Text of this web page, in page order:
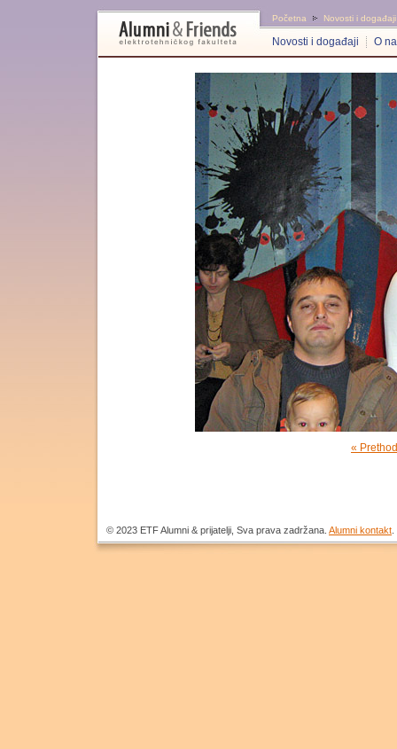
Početna Novosti i događaji
Novosti i događaji O
«
© 2023 ЕТF Alumni & prijatelji, Sva prava zadržana. Alumni kontakt